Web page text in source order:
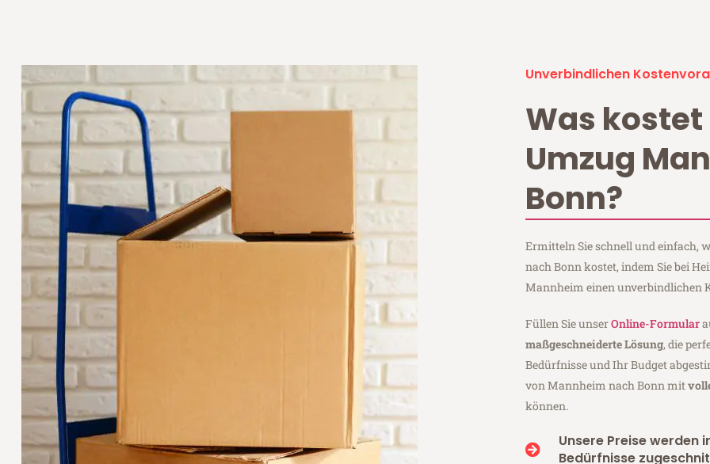
Unverbindlichen
Was kostet
Umzug
Bonn?
Ermitteln Sie schnell und einfach,
nach Bonn kostet, indem Sie bei
Mannheim einen unverbindlichen
Füllen Sie unserOnline-Formular
maßgeschneiderte Lösung, die
Bedürfnisse und Ihr Budget
von Mannheim nach Bonn mit
können.
Unsere Preise werden
Bedürfnisse